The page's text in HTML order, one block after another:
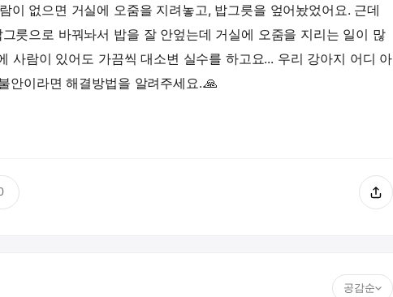
이 없으면 거실에 오줌을 지려놓고, 밥그릇을 엎어놨었어요. 근데
릇으로 바꿔놔서 밥을 잘 안엎는데 거실에 오줌을 지리는 일이 많
사람이 있어도 가끔씩 대소변 실수를 하고요... 우리 강아지 어디 아
안이라면 해결방법을 알려주세요..🙏
공감순